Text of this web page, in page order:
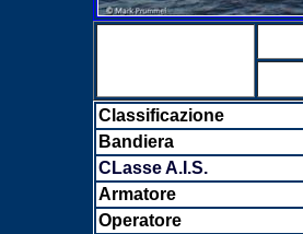
Classificazione
Bandiera
CLasse A.I.S.
Armatore
Operatore